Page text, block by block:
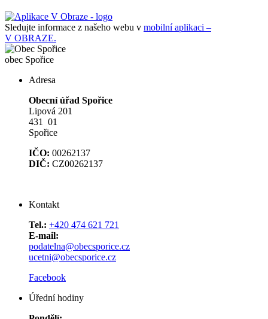
Sledujte informace z našeho webu v mobilní aplikaci –
V OBRAZE.
obec Spořice
Adresa
Obecní úřad Spořice
Lipová 201
431 01
Spořice
IČO: 00262137
DIČ: CZ00262137
Kontakt
Tel.: +420 474 621 721
E-mail:
podatelna@obecsporice.cz
ucetni@obecsporice.cz
Facebook
Úřední hodiny